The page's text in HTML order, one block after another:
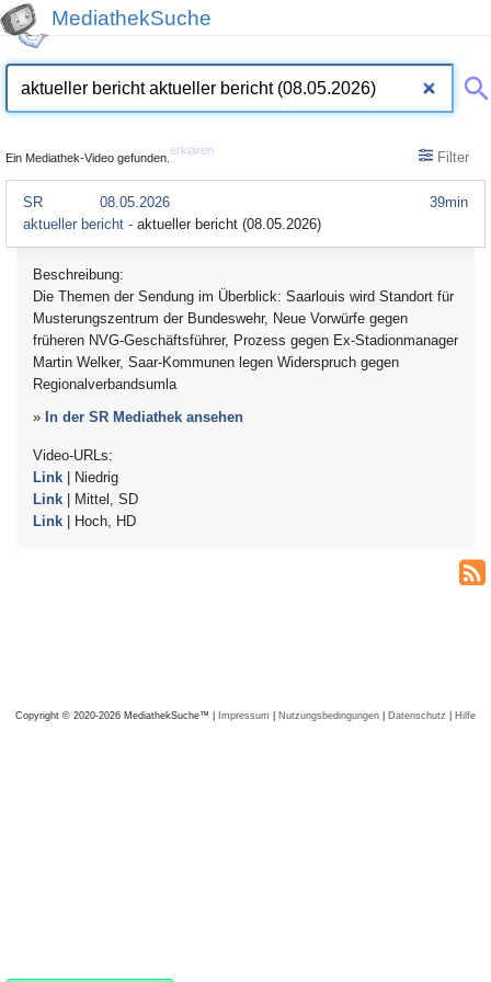
MediathekSuche
Ein Mediathek-Video gefunden.
erklären Filter
39min
SR
08.05.2026
aktueller bericht - aktueller bericht (08.05.2026)
Beschreibung:
Die Themen der Sendung im Überblick: Saarlouis wird Standort für
Musterungszentrum der Bundeswehr, Neue Vorwürfe gegen
früheren NVG-Geschäftsführer, Prozess gegen Ex-Stadionmanager
Martin Welker, Saar-Kommunen legen Widerspruch gegen
Regionalverbandsumla
» In der SR Mediathek ansehen
Video-URLs:
Link | Niedrig
Link | Mittel, SD
Link | Hoch, HD
Copyright © 2020-2026 MediathekSuche™ | Impressum | Nutzungsbedingungen | Datenschutz | Hilfe